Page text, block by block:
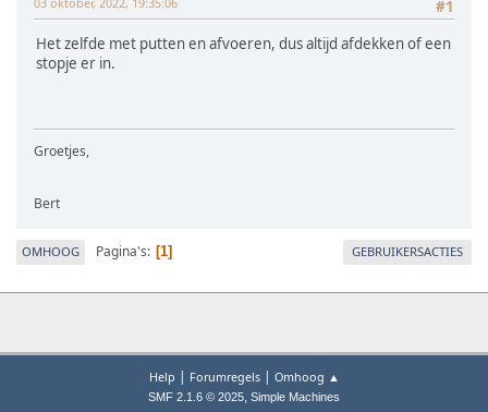
#1
Het zelfde met putten en afvoeren, dus altijd afdekken of een
stopje er in.
Groetjes,
Bert
OMHOOG Pagina's 1 GEBRUIKERSACTIES
Help | Forumregels| Omhoog ▲
SMF 2.1.6 © 2025, Simple Machines